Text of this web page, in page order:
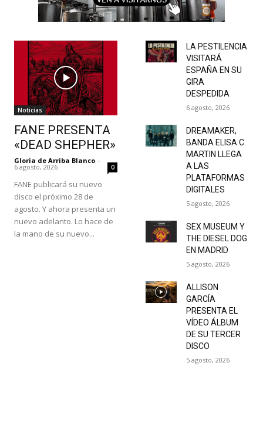
Noticias
FANE PRESENTA
«DEAD SHEPHER»
Gloria de Arriba Blanco -
6 agosto, 2026 0
FANE publicará su nuevo
disco el próximo 28 de
agosto. Y ahora presenta un
nuevo adelanto. Lo hace de
la mano de su nuevo...
LA PESTILENCIA
VISITARÁ
ESPAÑA EN SU
GIRA
DESPEDIDA
6 agosto, 2026
DREAMAKER,
BANDA ELISA C.
MARTIN LLEGA
A LAS
PLATAFORMAS
DIGITALES
5 agosto, 2026
SEX MUSEUM Y
THE DIESEL DOG
EN MADRID
5 agosto, 2026
ALLISON
GARCÍA
PRESENTA EL
VÍDEO ÁLBUM
DE SU TERCER
DISCO
5 agosto, 2026